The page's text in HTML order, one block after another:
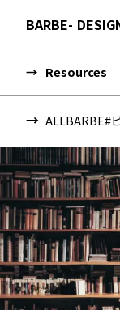
BARBE
Resources
ALLBARBE#